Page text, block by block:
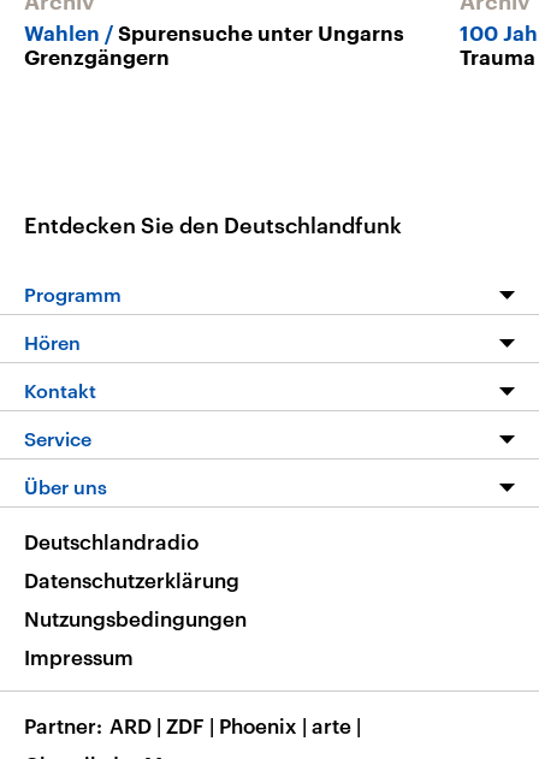
Wahlen
Spurensuche unter Ungarns
Grenzgängern
100
Entdecken Sie den Deutschlandfunk
Programm
Programm
Die Nachrichten
Nachrichtenleicht
Neue Beiträge auf dlf.de
Hören
Livestream
Podcasts
Deutschlandfunk App
Nachrichten App
Frequenzen
Kontakt
Hörerservice
Service
FAQ
Veranstaltungen
Musikliste
RSS
Über uns
Barrierefreiheit
Deutschlandradio
Datenschutzerklärung
Nutzungsbedingungen
Impressum
Partner ARD | ZDF | Phoenix | arte |